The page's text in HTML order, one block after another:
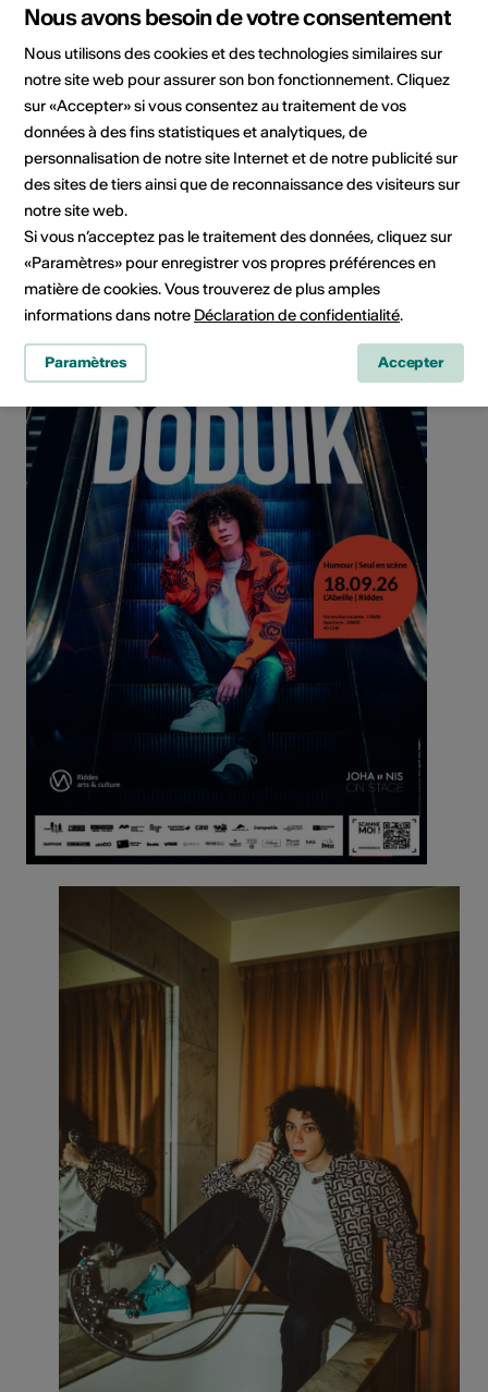
Rue de la Vouagère 2, 1908 Riddes
Planifier un itinéraire
Nous avons besoin de votre consentement
Nous utilisons des cookies et des technologies similaires sur
notre site web pour assurer son bon fonctionnement. Cliquez
sur «Accepter» si vous consentez au traitement de vos
données à des fins statistiques et analytiques, de
personnalisation de notre site Internet et de notre publicité sur
des sites de tiers ainsi que de reconnaissance des visiteurs sur
notre site web.
Si vous n’acceptez pas le traitement des données, cliquez sur
«Paramètres» pour enregistrer vos propres préférences en
matière de cookies. Vous trouverez de plus amples
informations dans notre Déclaration de confidentialité.
Paramètres Accepter